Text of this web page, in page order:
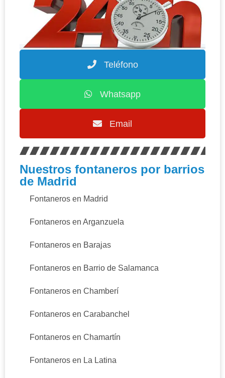
Teléfono
Whatsapp
Email
Nuestros fontaneros por barrios
de Madrid
Fontaneros en Madrid
Fontaneros en Arganzuela
Fontaneros en Barajas
Fontaneros en Barrio de Salamanca
Fontaneros en Chamberí
Fontaneros en Carabanchel
Fontaneros en Chamartín
Fontaneros en La Latina